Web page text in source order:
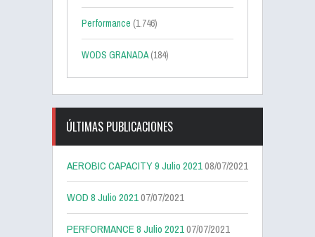
Performance (1.746)
WODS GRANADA(184)
ÚLTIMAS PUBLICACIONES
AEROBIC CAPACITY 9 Julio 202108/07/2021
WOD 8 Julio 202107/07/2021
PERFORMANCE 8 Julio 202107/07/2021